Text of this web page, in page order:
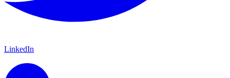
LinkedIn